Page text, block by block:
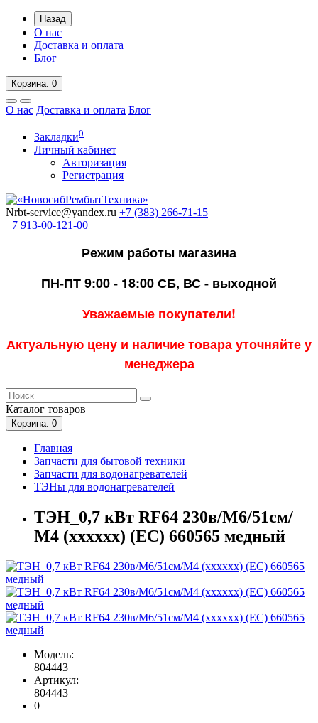
Назад
О нас
Доставка и оплата
Блог
Корзина: 0
О нас Доставка и оплата Блог
Закладки0
Личный кабинет
Авторизация
Регистрация
Nrbt-service@yandex.ru +7 (383) 266-71-15
+7 913-00-121-00
Режим работы магазина
ПН-ПТ 9:00 - 18:00СБ, ВС - выходной
Уважаемые покупатели!
Актуальную цену и наличие товара уточняйте у
менеджера
Каталог товаров
Корзина: 0
Главная
Запчасти для бытовой техники
Запчасти для водонагревателей
ТЭНы для водонагревателей
ТЭН_0,7 кВт RF64 230в/М6/51см/
М4 (хххххх) (EC) 660565 медный
Модель:
804443
Артикул:
804443
0